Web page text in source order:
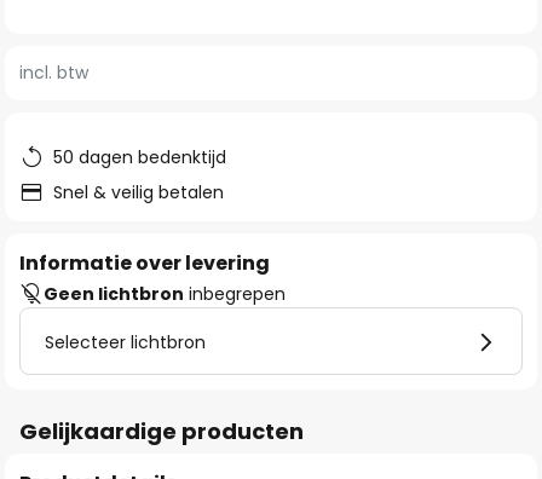
van
afbeeldingen-
gallerij
incl. btw
50 dagen bedenktijd
Snel & veilig betalen
Informatie over levering
Geen lichtbron inbegrepen
Selecteer lichtbron
Gelijkaardige producten